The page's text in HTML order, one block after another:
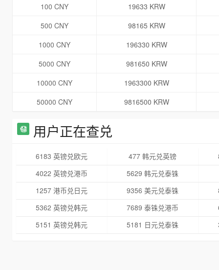
100 CNY
19633 KRW
500 CNY
98165 KRW
1000 CNY
196330 KRW
5000 CNY
981650 KRW
10000 CNY
1963300 KRW
50000 CNY
9816500 KRW
用户正在查兑
6183 英镑兑欧元 477 韩元兑英镑
4022 英镑兑港币
5629 韩元兑泰铢
1257 港币兑日元
9356 美元兑泰铢
5362 英镑兑韩元
7689 泰铢兑港币
5151 英镑兑韩元
5181 日元兑泰铢